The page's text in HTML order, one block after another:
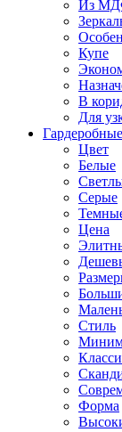
Из
Купе
В
Для
Гардеробные
Цвет
Белые
Серые
Цена
Стиль
Форма